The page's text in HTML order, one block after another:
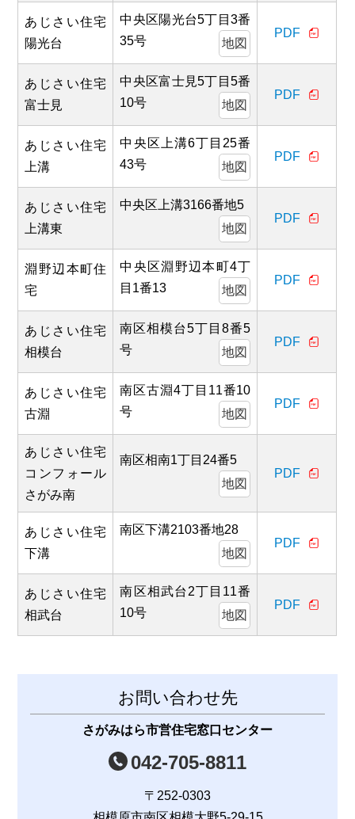
あじさい住宅
陽光台
中央区陽光台5丁目3番
35号
地図
PDF
あじさい住宅
富士見
中央区富士見5丁目5番
10号
地図
PDF
あじさい住宅
上溝
中央区上溝6丁目25番
43号
地図
PDF
あじさい住宅
上溝東
中央区上溝3166番地5
地図
PDF
淵野辺本町住
宅
中央区淵野辺本町4丁
目1番13
地図
PDF
あじさい住宅
相模台
南区相模台5丁目8番5
号
地図
PDF
あじさい住宅
古淵
南区古淵4丁目11番10
号
地図
PDF
あじさい住宅
コンフォール
さがみ南
南区相南1丁目24番5
地図
PDF
あじさい住宅
下溝
南区下溝2103番地28
地図
PDF
あじさい住宅
相武台
南区相武台2丁目11番
10号
地図
PDF
お問い合わせ先
さがみはら市営住宅窓口センター
042-705-8811
〒252-0303